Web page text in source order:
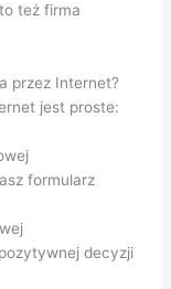
też firma
przez Internet?
jest proste:
formularz
decyzji